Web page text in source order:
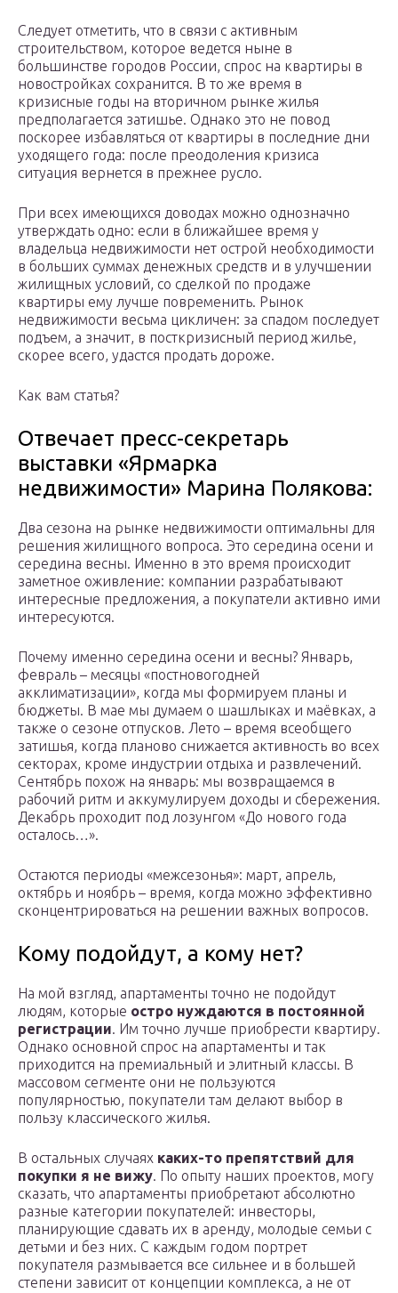
Следует отметить, что в связи с активным
строительством, которое ведется ныне в
большинстве городов России, спрос на квартиры в
новостройках сохранится. В то же время в
кризисные годы на вторичном рынке жилья
предполагается затишье. Однако это не повод
поскорее избавляться от квартиры в последние дни
уходящего года: после преодоления кризиса
ситуация вернется в прежнее русло.
При всех имеющихся доводах можно однозначно
утверждать одно: если в ближайшее время у
владельца недвижимости нет острой необходимости
в больших суммах денежных средств и в улучшении
жилищных условий, со сделкой по продаже
квартиры ему лучше повременить. Рынок
недвижимости весьма цикличен: за спадом последует
подъем, а значит, в посткризисный период жилье,
скорее всего, удастся продать дороже.
Как вам статья?
Отвечает пресс-секретарь
выставки «Ярмарка
недвижимости» Марина Полякова:
Два сезона на рынке недвижимости оптимальны для
решения жилищного вопроса. Это середина осени и
середина весны. Именно в это время происходит
заметное оживление: компании разрабатывают
интересные предложения, а покупатели активно ими
интересуются.
Почему именно середина осени и весны? Январь,
февраль – месяцы «постновогодней
акклиматизации», когда мы формируем планы и
бюджеты. В мае мы думаем о шашлыках и маёвках, а
также о сезоне отпусков. Лето – время всеобщего
затишья, когда планово снижается активность во всех
секторах, кроме индустрии отдыха и развлечений.
Сентябрь похож на январь: мы возвращаемся в
рабочий ритм и аккумулируем доходы и сбережения.
Декабрь проходит под лозунгом «До нового года
осталось…».
Остаются периоды «межсезонья»: март, апрель,
октябрь и ноябрь – время, когда можно эффективно
сконцентрироваться на решении важных вопросов.
Кому подойдут, а кому нет?
На мой взгляд, апартаменты точно не подойдут
людям, которые остро нуждаются в постоянной
регистрации. Им точно лучше приобрести квартиру.
Однако основной спрос на апартаменты и так
приходится на премиальный и элитный классы. В
массовом сегменте они не пользуются
популярностью, покупатели там делают выбор в
пользу классического жилья.
В остальных случаях каких-то препятствий для
покупки я не вижу. По опыту наших проектов, могу
сказать, что апартаменты приобретают абсолютно
разные категории покупателей: инвесторы,
планирующие сдавать их в аренду, молодые семьи с
детьми и без них. С каждым годом портрет
покупателя размывается все сильнее и в большей
степени зависит от концепции комплекса, а не от